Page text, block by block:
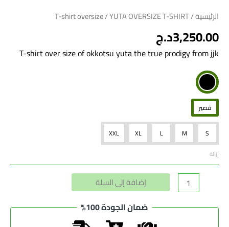
الرئيسية/
T-shirt oversize/ YUTA OVERSIZE T-SHIRT
3,250.00د.ج
T-shirt over size of okkotsu yuta the true prodigy from jjk
قصير
S
M
L
XL
XXL
إزالة
إضافة إلى السلة
ضمان الجودة 100%